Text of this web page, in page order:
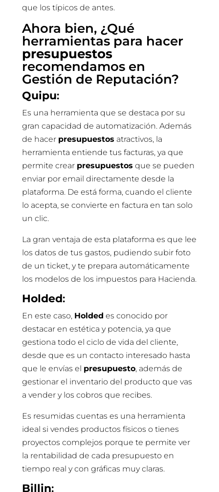
que los típicos de antes.
Ahora bien, ¿Qué
herramientas para hacer
presupuestos
recomendamos en
Gestión de Reputación?
Quipu:
Es una herramienta que se destaca por su
gran capacidad de automatización. Además
de hacer presupuestos atractivos, la
herramienta entiende tus facturas, ya que
permite crear presupuestos que se pueden
enviar por email directamente desde la
plataforma. De está forma, cuando el cliente
lo acepta, se convierte en factura en tan solo
un clic.
La gran ventaja de esta plataforma es que lee
los datos de tus gastos, pudiendo subir foto
de un ticket, y te prepara automáticamente
los modelos de los impuestos para Hacienda.
Holded:
En este caso, Holded es conocido por
destacar en estética y potencia, ya que
gestiona todo el ciclo de vida del cliente,
desde que es un contacto interesado hasta
que le envías el presupuesto, además de
gestionar el inventario del producto que vas
a vender y los cobros que recibes.
Es resumidas cuentas es una herramienta
ideal si vendes productos físicos o tienes
proyectos complejos porque te permite ver
la rentabilidad de cada presupuesto en
tiempo real y con gráficas muy claras.
Billin: